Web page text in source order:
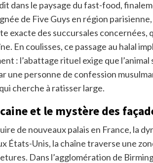
dans le paysage du fast-food,
de Five Guys en région
exacte des succursales concernées,
En coulisses, ce passage au halal
: l’abattage rituel exige que
une personne de confession
cherche à ratisser large.
et le mystère des
de nouveaux palais en France, la
États-Unis, la chaîne traverse une
Dans l’agglomération de